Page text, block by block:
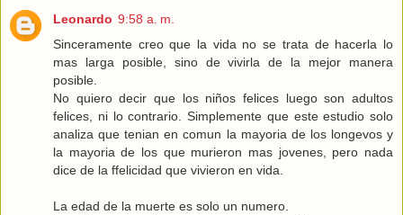
Leonardo 9:58 a. m.
Sinceramente creo que la vida no se trata de hacerla lo
mas larga posible, sino de vivirla de la mejor manera
posible.
No quiero decir que los niños felices luego son adultos
felices, ni lo contrario. Simplemente que este estudio solo
analiza que tenian en comun la mayoria de los longevos y
la mayoria de los que murieron mas jovenes, pero nada
dice de la ffelicidad que vivieron en vida.
La edad de la muerte es solo un numero.